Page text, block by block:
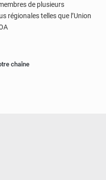
de plusieurs
régionales telles que l’Union
chaîne